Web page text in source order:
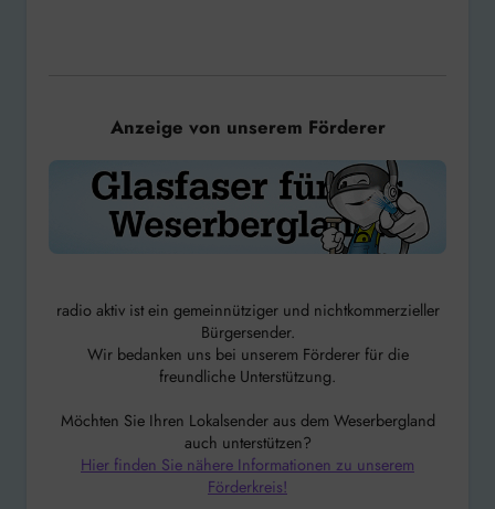
Anzeige von unserem Förderer
radio aktiv ist ein gemeinnütziger und nichtkommerzieller
Bürgersender.
Wir bedanken uns bei unserem Förderer für die
freundliche Unterstützung.
Möchten Sie Ihren Lokalsender aus dem Weserbergland
auch unterstützen?
Hier finden Sie nähere Informationen zu unserem
Förderkreis!